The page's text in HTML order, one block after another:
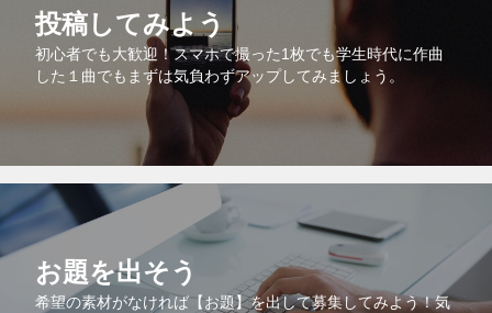
投稿してみよう
初心者でも大歓迎！スマホで撮った1枚でも学生時代に作曲
した１曲でもまずは気負わずアップしてみましょう。
お題を出そう
希望の素材がなければ【お題】を出して募集してみよう！気